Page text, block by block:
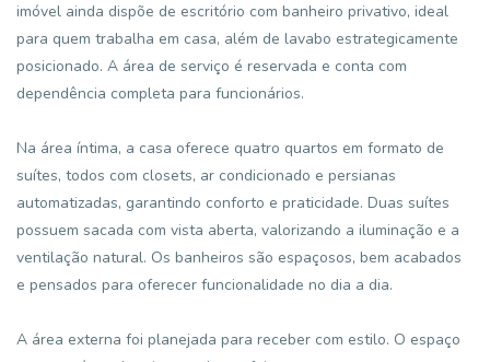
imóvel ainda dispõe de escritório com banheiro privativo, ideal
para quem trabalha em casa, além de lavabo estrategicamente
posicionado. A área de serviço é reservada e conta com
dependência completa para funcionários.
Na área íntima, a casa oferece quatro quartos em formato de
suítes, todos com closets, ar condicionado e persianas
automatizadas, garantindo conforto e praticidade. Duas suítes
possuem sacada com vista aberta, valorizando a iluminação e a
ventilação natural. Os banheiros são espaçosos, bem acabados
e pensados para oferecer funcionalidade no dia a dia.
A área externa foi planejada para receber com estilo. O espaço